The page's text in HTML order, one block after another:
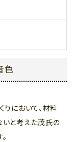
色
りにおいて、材料
いと考えた茂氏の